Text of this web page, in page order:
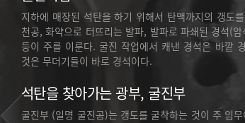
지하에 매장된 석탄을 하기 위해서 탄맥까지의 갱도
천공, 화약으로 터뜨리는 발파, 발파로 파쇄된 경석(
등이 주를 이룬다. 굴진 작업에서 캐낸 경석은 바깥
것은 무더기들이 바로 경석이다.
석탄을 찾아가는 광부, 굴진부
굴진부 (일명 굴진공)는 갱도를 굴착하는 것이 주 임